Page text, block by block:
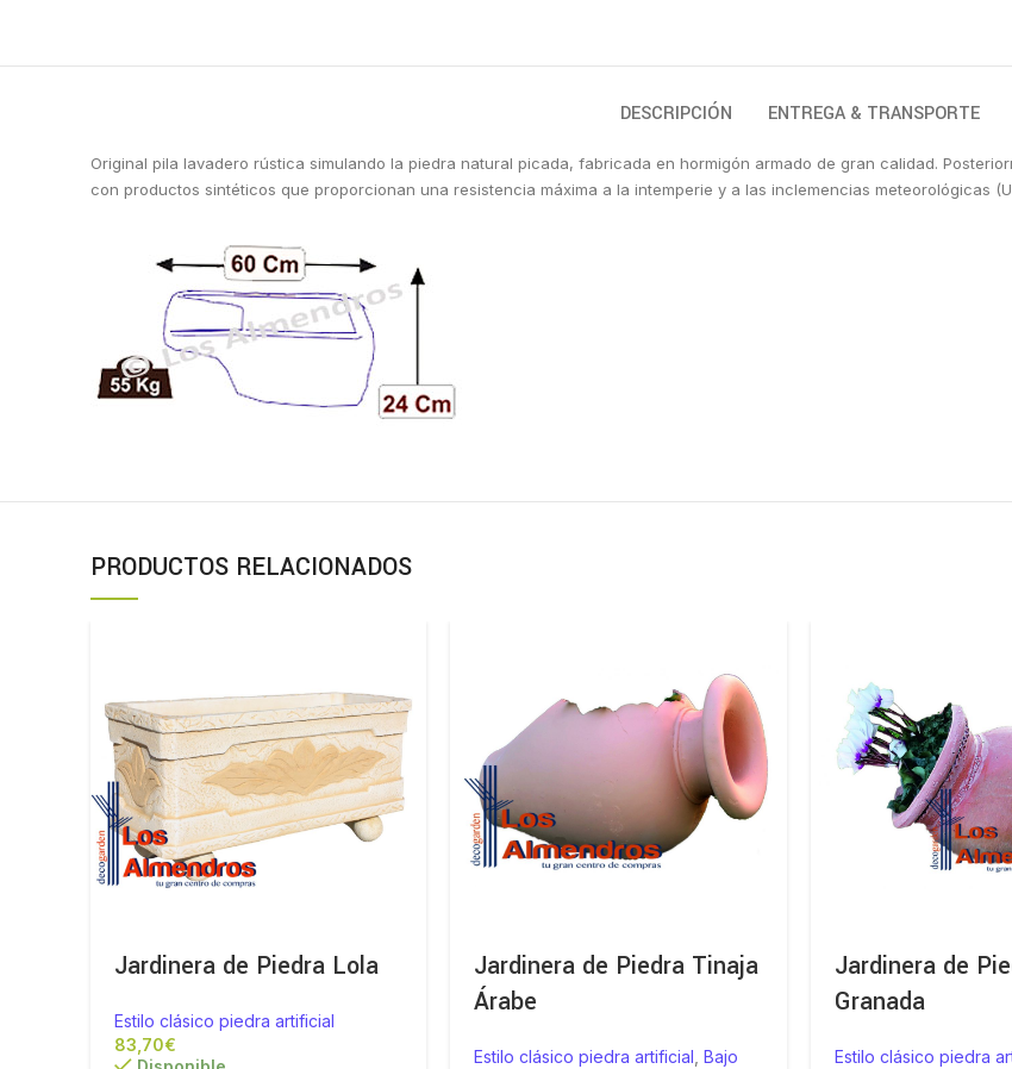
DESCRIPCIÓN ENTREGA & TRANSPORTE
Original pila lavadero rústica simulando la piedra natural picada, fabricada en hormigón armado de gran calidad.
con productos sintéticos que proporcionan una resistencia máxima a la intemperie y a las inclemencias meteorológicas
PRODUCTOS RELACIONADOS
Jardinera de Piedra Lola
Estilo clásico piedra artificial
€
Jardinera de Piedra Tinaja
Árabe
Estilo clásico piedra artificial ,Bajo
Jardinera de
Granada
Estilo clásico piedra